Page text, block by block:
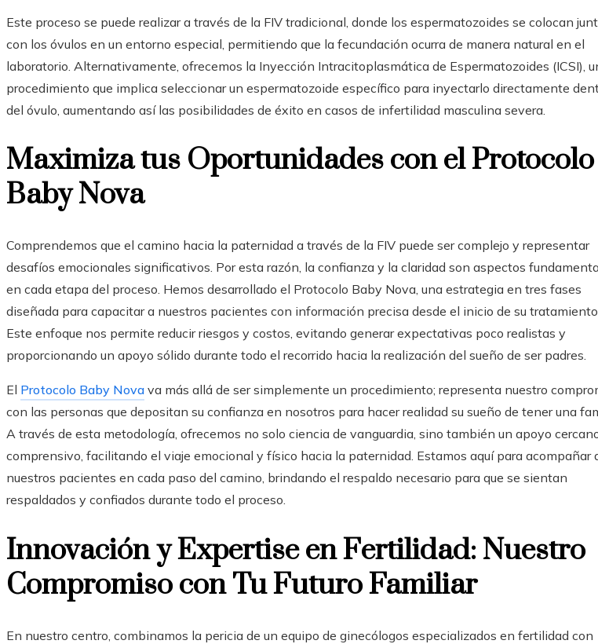
Este proceso se puede realizar a través de la FIV tradicional, donde los espermatozoides se colocan
con los óvulos en un entorno especial, permitiendo que la fecundación ocurra de manera natural en el
laboratorio. Alternativamente, ofrecemos la Inyección Intracitoplasmática de Espermatozoides (ICSI),
procedimiento que implica seleccionar un espermatozoide específico para inyectarlo directamente
del óvulo, aumentando así las posibilidades de éxito en casos de infertilidad masculina severa.
Maximiza tus Oportunidades con el Protocolo
Baby Nova
Comprendemos que el camino hacia la paternidad a través de la FIV puede ser complejo y representar
desafíos emocionales significativos. Por esta razón, la confianza y la claridad son aspectos
en cada etapa del proceso. Hemos desarrollado el Protocolo Baby Nova, una estrategia en tres fases
diseñada para capacitar a nuestros pacientes con información precisa desde el inicio de su
Este enfoque nos permite reducir riesgos y costos, evitando generar expectativas poco realistas y
proporcionando un apoyo sólido durante todo el recorrido hacia la realización del sueño de ser padres.
El Protocolo Baby Nova va más allá de ser simplemente un procedimiento; representa nuestro
con las personas que depositan su confianza en nosotros para hacer realidad su sueño de tener una
A través de esta metodología, ofrecemos no solo ciencia de vanguardia, sino también un apoyo
comprensivo, facilitando el viaje emocional y físico hacia la paternidad. Estamos aquí para acompañar
nuestros pacientes en cada paso del camino, brindando el respaldo necesario para que se sientan
respaldados y confiados durante todo el proceso.
Innovación y Expertise en Fertilidad: Nuestro
Compromiso con Tu Futuro Familiar
En nuestro centro, combinamos la pericia de un equipo de ginecólogos especializados en fertilidad con